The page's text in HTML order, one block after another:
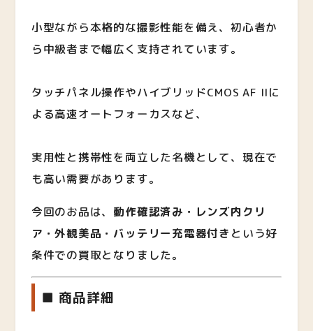
小型ながら本格的な撮影性能を備え、初心者か
ら中級者まで幅広く支持されています。
タッチパネル操作やハイブリッドCMOS AF IIに
よる高速オートフォーカスなど、
実用性と携帯性を両立した名機として、現在で
も高い需要があります。
今回のお品は、 動作確認済み・レンズ内クリ
ア・外観美品・バッテリー充電器付き という好
条件での買取となりました。
■ 商品詳細